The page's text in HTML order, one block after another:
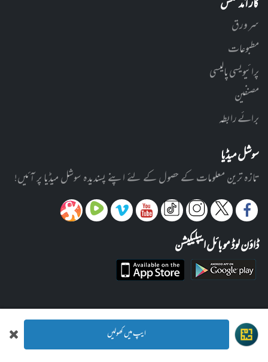
کارآمد لنکس
سر ورق
مطبوعات
پرائیویسی پالیسی
مصنفین
برائے رابطہ
سوشل میڈیا
تازہ ترین معلومات کے حصول کے لئے اپنے پسندیدہ سوشل میڈیا پر آئیں!
ڈاؤن لوڈ موبائل ایپلیکیشن
© 2012-2026 ادارہ رحیمیہ علوم قرآنیہ (ٹرسٹ) لاہور ایپ میں کھولیں